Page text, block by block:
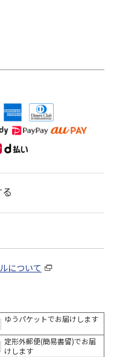
について
ゆうパケットでお届けします
定形外郵便(簡易書留)でお届
けします